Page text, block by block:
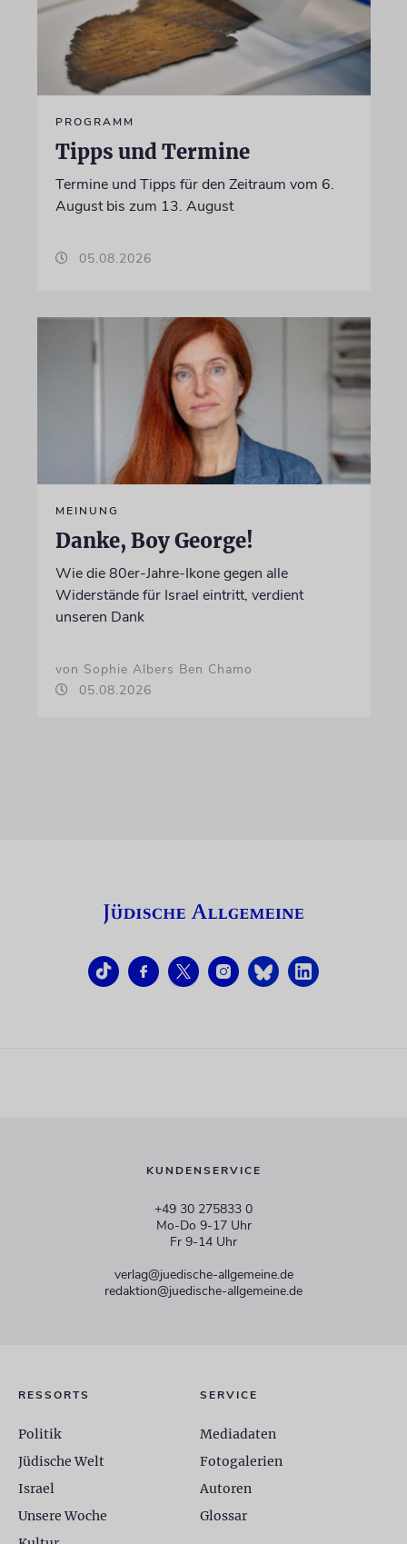
PROGRAMM
Tipps und Termine
Termine und Tipps für den Zeitraum vom 6.
August bis zum 13. August
05.08.2026
MEINUNG
Danke, Boy George!
Wie die 80er-Jahre-Ikone gegen alle
Widerstände für Israel eintritt, verdient
unseren Dank
von Sophie Albers Ben Chamo
05.08.2026
KUNDENSERVICE
+49 30 275833 0
Mo-Do 9-17 Uhr
Fr 9-14 Uhr
verlag@juedische-allgemeine.de
redaktion@juedische-allgemeine.de
RESSORTS
Politik
Jüdische Welt
Israel
Unsere Woche
SERVICE
Mediadaten
Fotogalerien
Autoren
Glossar